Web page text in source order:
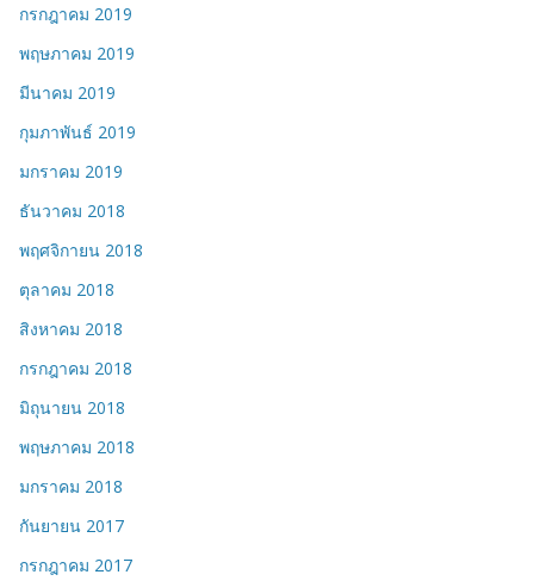
กรกฎาคม 2019
พฤษภาคม 2019
มีนาคม 2019
กุมภาพันธ์ 2019
มกราคม 2019
ธันวาคม 2018
พฤศจิกายน 2018
ตุลาคม 2018
สิงหาคม 2018
กรกฎาคม 2018
มิถุนายน 2018
พฤษภาคม 2018
มกราคม 2018
กันยายน 2017
กรกฎาคม 2017